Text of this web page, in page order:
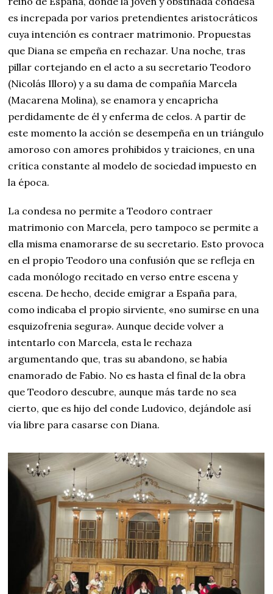
es increpada por varios pretendientes aristocráticos
cuya intención es contraer matrimonio. Propuestas
que Diana se empeña en rechazar. Una noche, tras
pillar cortejando en el acto a su secretario Teodoro
(Nicolás Illoro) y a su dama de compañía Marcela
(Macarena Molina), se enamora y encapricha
perdidamente de él y enferma de celos. A partir de
este momento la acción se desempeña en un triángulo
amoroso con amores prohibidos y traiciones, en una
crítica constante al modelo de sociedad impuesto en
la época.
La condesa no permite a Teodoro contraer
matrimonio con Marcela, pero tampoco se permite a
ella misma enamorarse de su secretario. Esto provoca
en el propio Teodoro una confusión que se refleja en
cada monólogo recitado en verso entre escena y
escena. De hecho, decide emigrar a España para,
como indicaba el propio sirviente, «no sumirse en una
esquizofrenia segura». Aunque decide volver a
intentarlo con Marcela, esta le rechaza
argumentando que, tras su abandono, se había
enamorado de Fabio. No es hasta el final de la obra
que Teodoro descubre, aunque más tarde no sea
cierto, que es hijo del conde Ludovico, dejándole así
vía libre para casarse con Diana.